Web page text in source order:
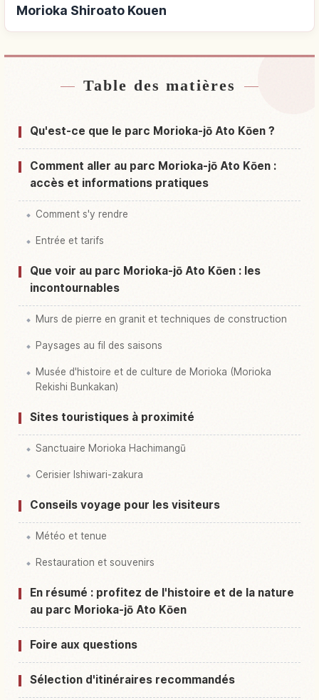
Morioka Shiroato Kouen
Hébergements près de Ruines du château
↗
Table des matières
Qu'est-ce que le parc Morioka-jō Ato Kōen ?
Comment aller au parc Morioka-jō Ato Kōen :
accès et informations pratiques
Comment s'y rendre
Entrée et tarifs
Que voir au parc Morioka-jō Ato Kōen : les
incontournables
Murs de pierre en granit et techniques de construction
Paysages au fil des saisons
Musée d'histoire et de culture de Morioka (Morioka
Rekishi Bunkakan)
Sites touristiques à proximité
Sanctuaire Morioka Hachimangū
Cerisier Ishiwari-zakura
Conseils voyage pour les visiteurs
Météo et tenue
Restauration et souvenirs
En résumé : profitez de l'histoire et de la nature
au parc Morioka-jō Ato Kōen
Foire aux questions
Sélection d'itinéraires recommandés